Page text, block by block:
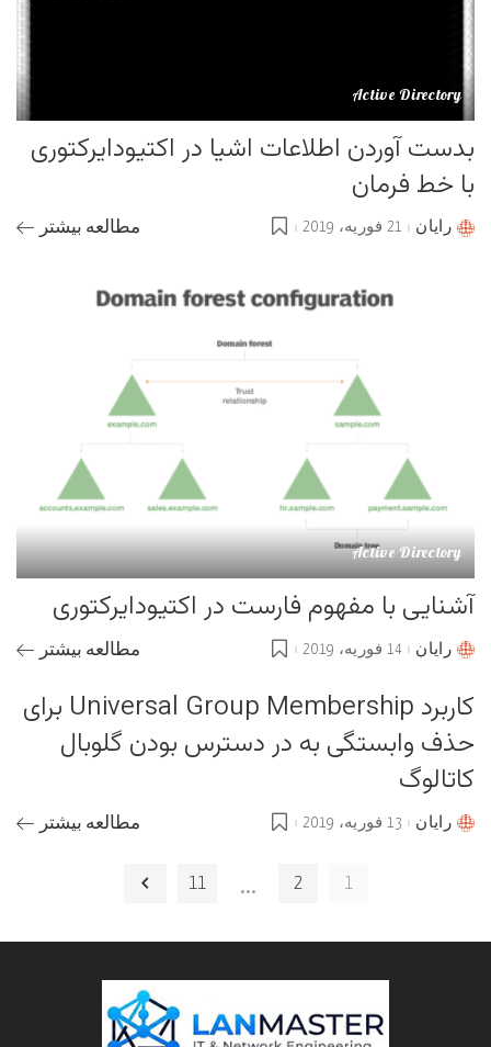
Active Directory
بدست آوردن اطلاعات اشیا در اکتیودایرکتوری
با خط فرمان
Postedرایان 21 فوریه، 2019 مطالعه بیشتر
Active Directory
آشنایی با مفهوم فارست در اکتیودایرکتوری
Postedرایان 14 فوریه، 2019 مطالعه بیشتر
کاربرد Universal Group Membership برای
حذف وابستگی به در دسترس بودن گلوبال
کاتالوگ
Postedرایان 13 فوریه، 2019 مطالعه بیشتر
1
2
…
11